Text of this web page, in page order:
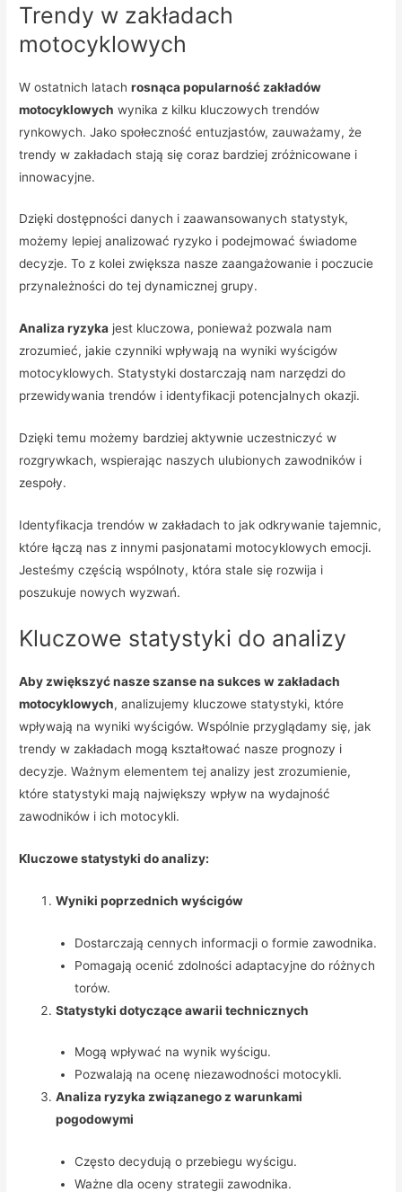
Trendy w zakładach
motocyklowych
W ostatnich latachrosnąca popularność zakładów
motocyklowych wynika z kilku kluczowych trendów
rynkowych. Jako społeczność entuzjastów, zauważamy, że
trendy w zakładach stają się coraz bardziej zróżnicowane i
innowacyjne.
Dzięki dostępności danych i zaawansowanych statystyk,
możemy lepiej analizować ryzyko i podejmować świadome
decyzje. To z kolei zwiększa nasze zaangażowanie i poczucie
przynależności do tej dynamicznej grupy.
Analiza ryzyka jest kluczowa, ponieważ pozwala nam
zrozumieć, jakie czynniki wpływają na wyniki wyścigów
motocyklowych. Statystyki dostarczają nam narzędzi do
przewidywania trendów i identyfikacji potencjalnych okazji.
Dzięki temu możemy bardziej aktywnie uczestniczyć w
rozgrywkach, wspierając naszych ulubionych zawodników i
zespoły.
Identyfikacja trendów w zakładach to jak odkrywanie tajemnic,
które łączą nas z innymi pasjonatami motocyklowych emocji.
Jesteśmy częścią wspólnoty, która stale się rozwija i
poszukuje nowych wyzwań.
Kluczowe statystyki do analizy
Aby zwiększyć nasze szanse na sukces w zakładach
motocyklowych, analizujemy kluczowe statystyki, które
wpływają na wyniki wyścigów. Wspólnie przyglądamy się, jak
trendy w zakładach mogą kształtować nasze prognozy i
decyzje. Ważnym elementem tej analizy jest zrozumienie,
które statystyki mają największy wpływ na wydajność
zawodników i ich motocykli.
Kluczowe statystyki do analizy:
Wyniki poprzednich wyścigów
Dostarczają cennych informacji o formie zawodnika.
Pomagają ocenić zdolności adaptacyjne do różnych
torów.
Statystyki dotyczące awarii technicznych
Mogą wpływać na wynik wyścigu.
Pozwalają na ocenę niezawodności motocykli.
Analiza ryzyka związanego z warunkami
pogodowymi
Często decydują o przebiegu wyścigu.
Ważne dla oceny strategii zawodnika.